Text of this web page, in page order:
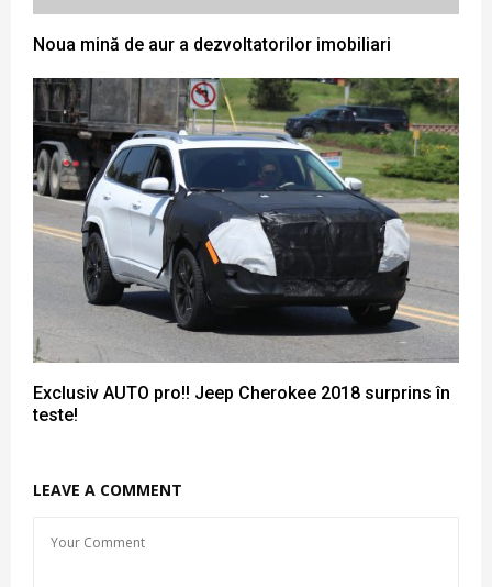
Noua mină de aur a dezvoltatorilor imobiliari
Exclusiv AUTO pro!! Jeep Cherokee 2018 surprins în
teste!
LEAVE A COMMENT